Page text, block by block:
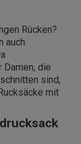
Rücken?
auch
Damen, die
sind,
mit